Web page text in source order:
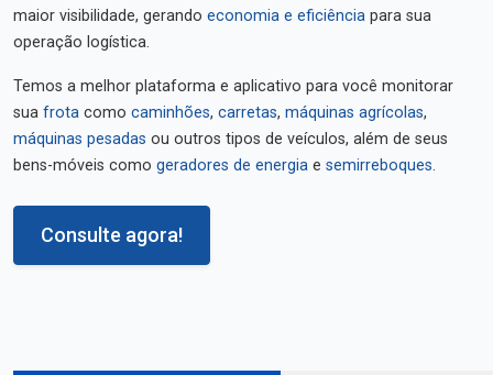
maior visibilidade, gerando economia e eficiência para sua
operação logística.
Temos a melhor plataforma e aplicativo para você monitorar
sua frota como caminhões, carretas, máquinas agrícolas,
máquinas pesadas ou outros tipos de veículos, além de seus
bens-móveis como geradores de energia e semirreboques.
Consulte agora!